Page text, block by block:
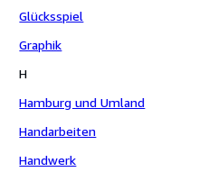
Glücksspiel
Graphik
H
Hamburg und Umland
Handarbeiten
Handwerk